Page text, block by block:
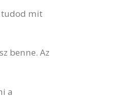
tudod mit
benne. Az
a